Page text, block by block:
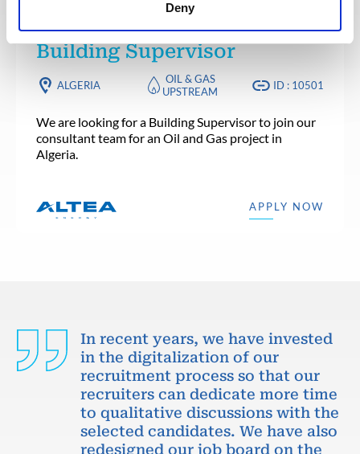
Deny
CONSTRUCTION & COMMISSIONING
Building Supervisor
ALGERIA
OIL & GAS
UPSTREAM
ID : 10501
We are looking for a Building Supervisor to join our
consultant team for an Oil and Gas project in
Algeria.
APPLY NOW
In recent years, we have invested
in the digitalization of our
recruitment process so that our
recruiters can dedicate more time
to qualitative discussions with the
selected candidates. We have also
redesigned our job board on the